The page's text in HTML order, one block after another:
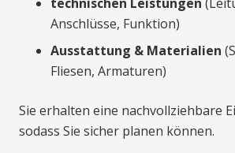
Anschlüsse, Funktion)
Ausstattung & Materialien
Fliesen, Armaturen)
Sie erhalten eine nachvollziehbare
sodass Sie sicher planen können.